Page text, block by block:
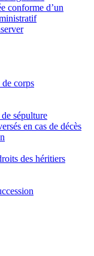
conforme d’un
corps
sépulture
en cas de décès
des héritiers